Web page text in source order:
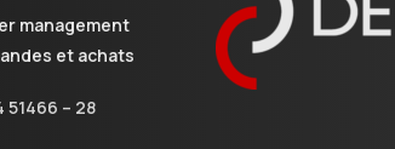
management
et achats
51466 – 28